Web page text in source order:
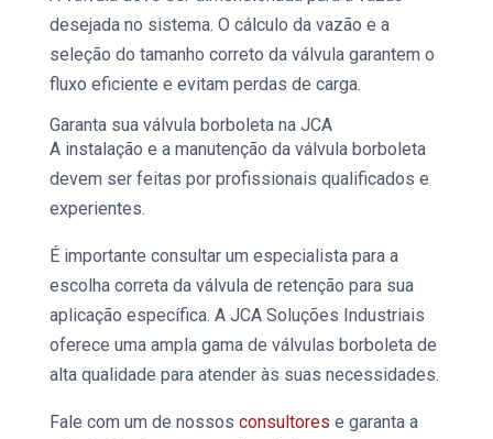
desejada no sistema. O cálculo da vazão e a
seleção do tamanho correto da válvula garantem o
fluxo eficiente e evitam perdas de carga.
Garanta sua válvula borboletana JCA
A instalação e a manutenção da válvula borboleta
devem ser feitas por profissionais qualificados e
experientes.
É importante consultar um especialista para a
escolha correta daválvula de retenção para sua
aplicação específica. A JCA Soluções Industriais
oferece uma ampla gama de válvulas borboleta de
alta qualidade para atender às suas necessidades.
Fale com um de nossos consultores e garanta a